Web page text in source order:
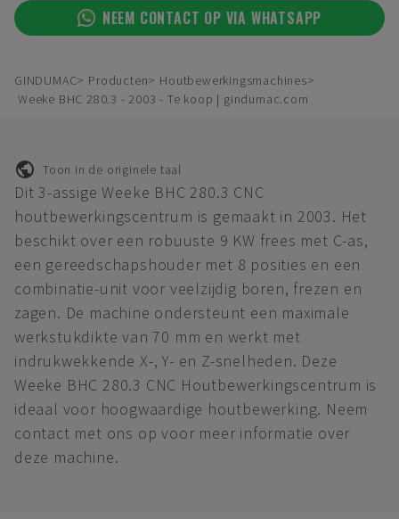
NEEM CONTACT OP VIA WHATSAPP
GINDUMAC Producten
Houtbewerkingsmachines
Weeke BHC 280.3 - 2003 - Te koop | gindumac.com
Toon in de originele taal
Dit 3-assige Weeke BHC 280.3 CNC
houtbewerkingscentrum is gemaakt in 2003. Het
beschikt over een robuuste 9 KW frees met C-as,
een gereedschapshouder met 8 posities en een
combinatie-unit voor veelzijdig boren, frezen en
zagen. De machine ondersteunt een maximale
werkstukdikte van 70 mm en werkt met
indrukwekkende X-, Y- en Z-snelheden. Deze
Weeke BHC 280.3 CNC Houtbewerkingscentrum is
ideaal voor hoogwaardige houtbewerking. Neem
contact met ons op voor meer informatie over
deze machine.